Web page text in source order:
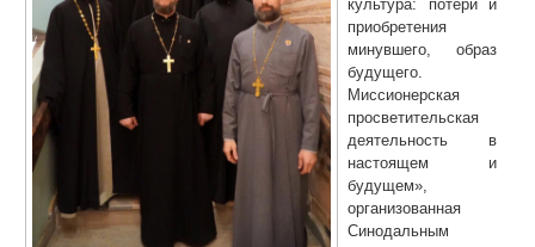
культура: потери и
приобретения
минувшего, образ
будущего.
Миссионерская
просветительская
деятельность в
настоящем и
будущем»,
организованная
Синодальным